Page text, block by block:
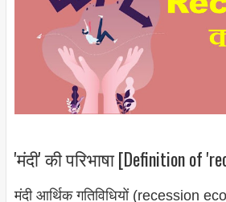
'मंदी' की परिभाषा [Definition of
मंदी आर्थिक गतिविधियों (recession